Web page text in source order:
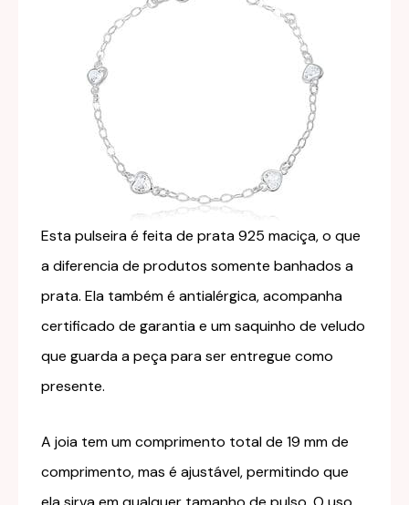
Esta pulseira é feita de prata 925 maciça, o que
a diferencia de produtos somente banhados a
prata. Ela também é antialérgica, acompanha
certificado de garantia e um saquinho de veludo
que guarda a peça para ser entregue como
presente.
A joia tem um comprimento total de 19 mm de
comprimento, mas é ajustável, permitindo que